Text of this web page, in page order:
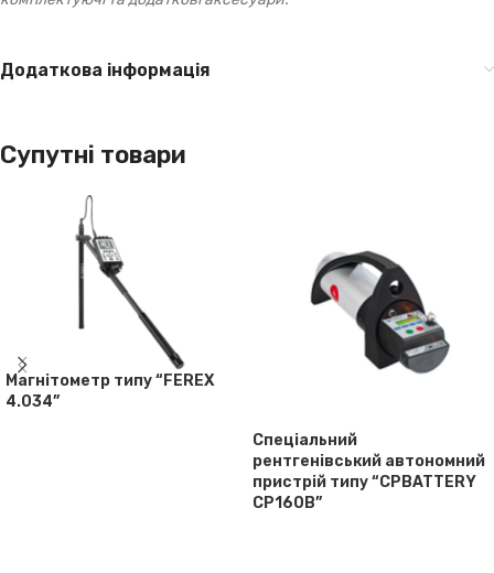
Додаткова інформація
Супутні товари
Магнітометр типу “FEREX
4.034”
Спеціальний
рентгенівський автономний
пристрій типу “CPBATTERY
CP160B”